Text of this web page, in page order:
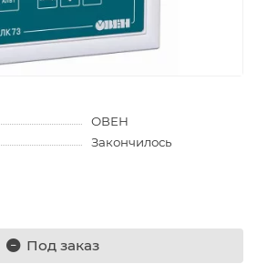
ОВЕН
Закончилось
Под заказ